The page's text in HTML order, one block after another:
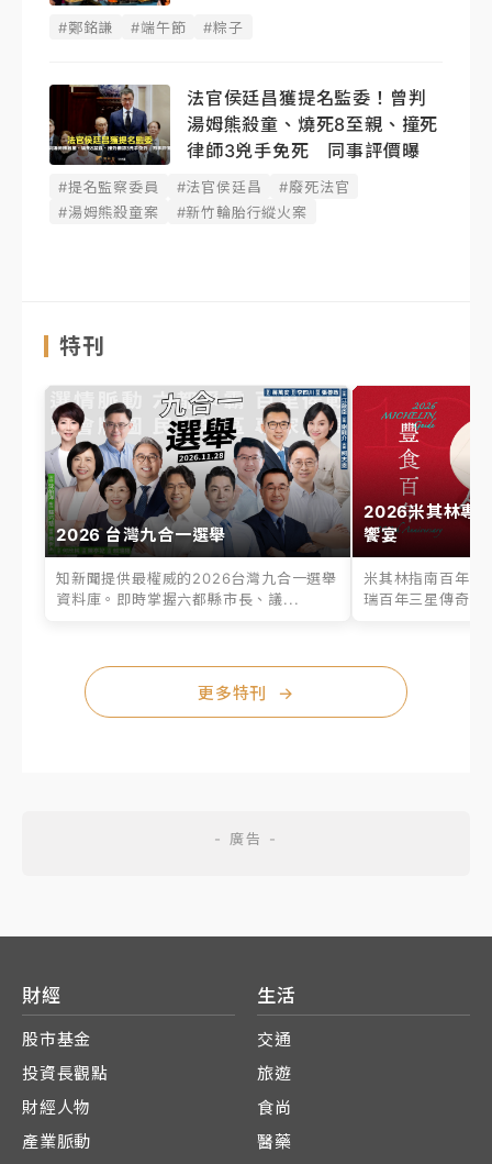
#鄭銘謙 #端午節 #粽子
法官侯廷昌獲提名監委！曾判
湯姆熊殺童、燒死8至親、撞死
律師3兇手免死 同事評價曝
#提名監察委員 #法官侯廷昌
#廢死法官
#湯姆熊殺童案
#新竹輪胎行縱火案
特刊
2026 台灣九合一選舉
知新聞提供最權威的2026台灣九合一選舉
資料庫。即時掌握六都縣市長、議...
2026米其林專
饗宴
米其林指南百年之
瑞百年三星傳奇、
更多特刊 →
財經
股市基金
投資長觀點
財經人物
產業脈動
生活
交通
旅遊
食尚
醫藥